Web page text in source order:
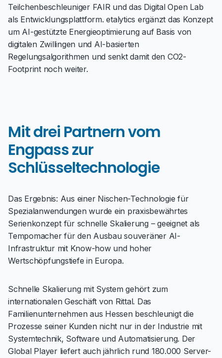
Teilchenbeschleuniger FAIR und das Digital Open Lab
als Entwicklungsplattform. etalytics ergänzt das Konzept
um AI-gestützte Energieoptimierung auf Basis von
digitalen Zwillingen und AI-basierten
Regelungsalgorithmen und senkt damit den CO2-
Footprint noch weiter.
Mit drei Partnern vom
Engpass zur
Schlüsseltechnologie
Das Ergebnis: Aus einer Nischen-Technologie für
Spezialanwendungen wurde ein praxisbewährtes
Serienkonzept für schnelle Skalierung – geeignet als
Tempomacher für den Ausbau souveräner AI-
Infrastruktur mit Know-how und hoher
Wertschöpfungstiefe in Europa.
Schnelle Skalierung mit System gehört zum
internationalen Geschäft von Rittal. Das
Familienunternehmen aus Hessen beschleunigt die
Prozesse seiner Kunden nicht nur in der Industrie mit
Systemtechnik, Software und Automatisierung. Der
Global Player liefert auch jährlich rund 180.000 Server-